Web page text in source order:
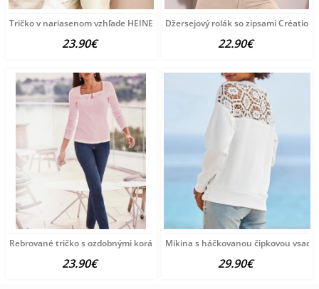
Tričko v nariasenom vzhľade HEINE, sivobéžové
23.90€
Džersejový rolák so zipsami Création
22.90€
Rebrované tričko s ozdobnými korálkami Ashley Brooke, ružové
23.90€
Mikina s háčkovanou čipkovou
29.90€